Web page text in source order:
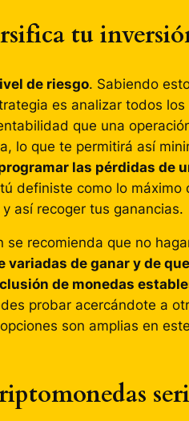
tu
de riesgo. Sabiendo
es analizar todos
que una
lo que te permitirá así
las pérdidas de
definiste como lo
así recoger tus ganancias.
recomienda que no
de ganar y de
de monedas
probar acercándote a
son amplias en